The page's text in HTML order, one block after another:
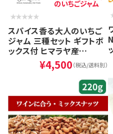
のいちごジャム
スパイス香る大人のいちご
ジャム 三種セット ギフトボ
ックス付 ヒマラヤ産
HIMEBERRY¥4,500（税込/送料別）